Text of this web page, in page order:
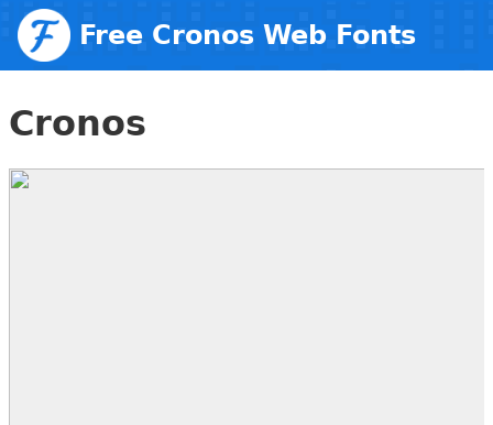
Free Cronos Web Fonts
Cronos